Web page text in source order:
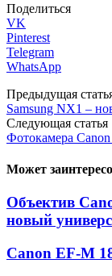
Поделиться
VK
Pinterest
Telegram
WhatsApp
Предыдущая
Samsung NX1 –
Следующая статья
Фотокамера
Может
Объектив
новый
Canon EF-M